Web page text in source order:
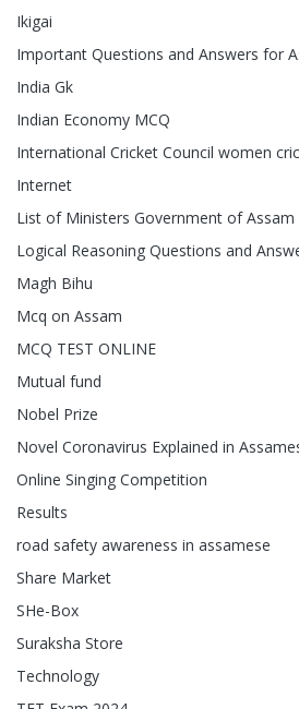
Ikigai
Important Questions and Answers for
India Gk
Indian Economy MCQ
International Cricket Council women
Internet
List of Ministers Government of Assam
Logical Reasoning Questions and
Magh Bihu
Mcq on Assam
MCQ TEST ONLINE
Mutual fund
Nobel Prize
Novel Coronavirus Explained in
Online Singing Competition
Results
road safety awareness in assamese
Share Market
SHe-Box
Suraksha Store
Technology